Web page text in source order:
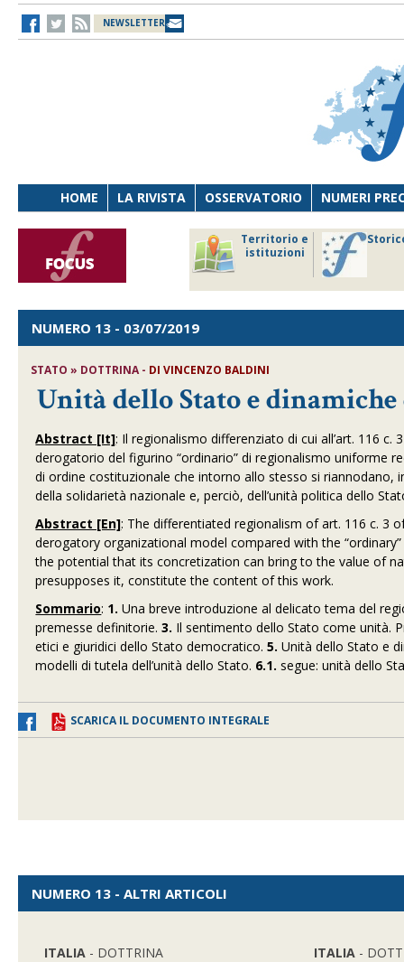
NEWSLETTER
HOME LA RIVISTA OSSERVATORIO NUMERI
Territorio e
istituzioni
NUMERO 13 - 03/07/2019
STATO » DOTTRINA - DIVINCENZO BALDINI
Unità dello Stato e
Abstract [It]: Il regionalismo differenziato di cui all’art. 116
derogatorio del figurino “ordinario” di regionalismo uniforme
di ordine costituzionale che intorno allo stesso si riannodano,
della solidarietà nazionale e, perciò, dell’unità politica
Abstract [En]: The differentiated regionalism of art. 116 c. 3
derogatory organizational model compared with the
the potential that its concretization can bring to the value of
presupposes it, constitute the content of this work.
Sommario: 1. Una breve introduzione al delicato tema del
premesse definitorie.3. Il sentimento dello Stato come unità.
etici e giuridici dello Stato democratico.5. Unità dello Stato e
modelli di tutela dell’unità dello Stato. 6.1. segue: unità dello
SCARICA IL DOCUMENTO INTEGRALE
NUMERO 13 - ALTRI ARTICOLI
ITALIA - DOTTRINA ITALIA -